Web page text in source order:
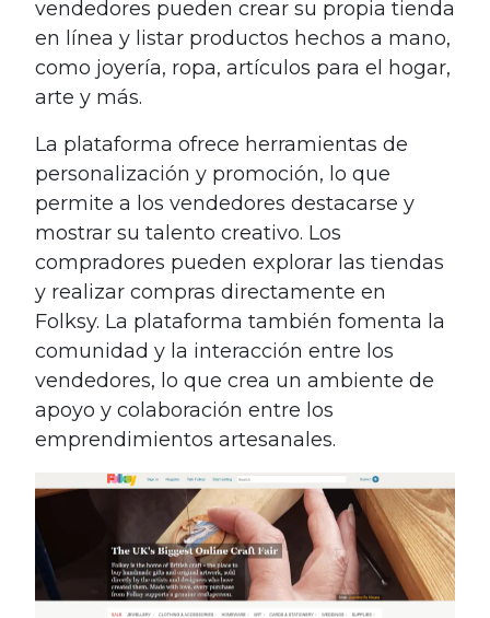
vendedores pueden crear su propia tienda
en línea y listar productos hechos a mano,
como joyería, ropa, artículos para el hogar,
arte y más.
La plataforma ofrece herramientas de
personalización y promoción, lo que
permite a los vendedores destacarse y
mostrar su talento creativo. Los
compradores pueden explorar las tiendas
y realizar compras directamente en
Folksy. La plataforma también fomenta la
comunidad y la interacción entre los
vendedores, lo que crea un ambiente de
apoyo y colaboración entre los
emprendimientos artesanales.